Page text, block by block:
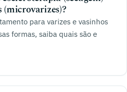
(microvarizes)?
para varizes e vasinhos
formas, saiba quais são e